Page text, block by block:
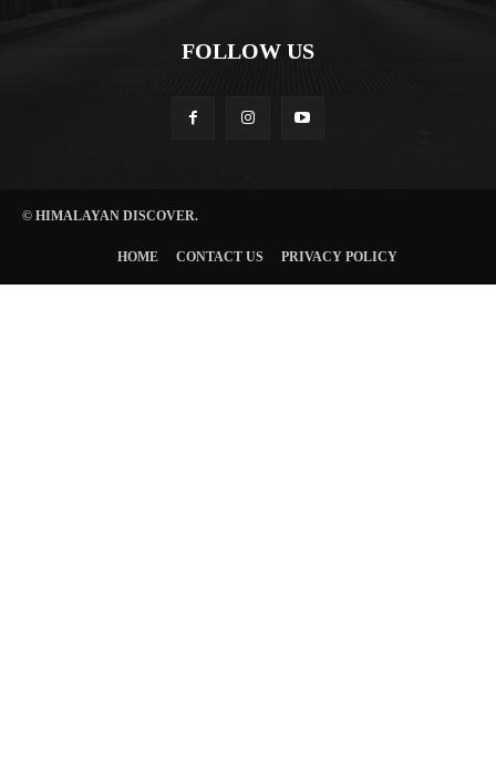
FOLLOW US
© HIMALAYAN DISCOVER.
HOME CONTACT US PRIVACY POLICY